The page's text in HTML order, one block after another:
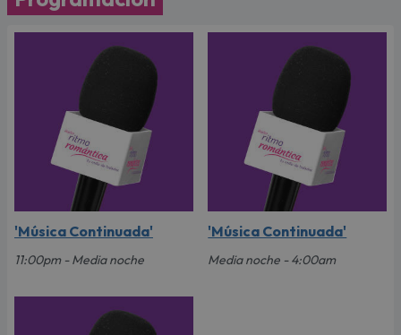
'Música Continuada'
11:00pm - Media noche
'Música Continuada'
Media noche - 4:00am